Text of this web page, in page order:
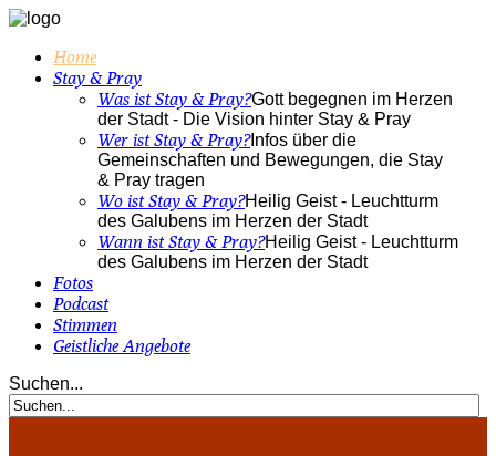
Home
Stay & Pray
Was ist Stay & Pray?Gott begegnen im Herzen
der Stadt - Die Vision hinter Stay & Pray
Wer ist Stay & Pray?Infos über die
Gemeinschaften und Bewegungen, die Stay
& Pray tragen
Wo ist Stay & Pray?Heilig Geist - Leuchtturm
des Galubens im Herzen der Stadt
Wann ist Stay & Pray?Heilig Geist - Leuchtturm
des Galubens im Herzen der Stadt
Fotos
Podcast
Stimmen
Geistliche Angebote
Suchen...